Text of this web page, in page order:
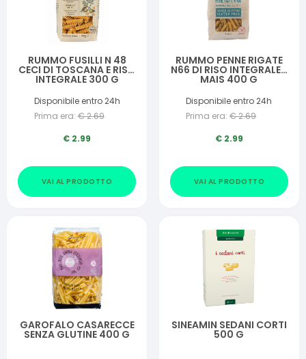
RUMMO FUSILLI N 48
CECI DI TOSCANA E RISO
INTEGRALE 300 G
Disponibile entro 24h
Prima era: €2.69
€ 2.99
VAI AL PRODOTTO
RUMMO PENNE RIGATE
N66 DI RISO INTEGRALE E
MAIS 400 G
Disponibile entro 24h
Prima era: €2.69
€ 2.99
VAI AL PRODOTTO
GAROFALO CASARECCE
SENZA GLUTINE 400 G
SINEAMIN SEDANI CORTI
500 G